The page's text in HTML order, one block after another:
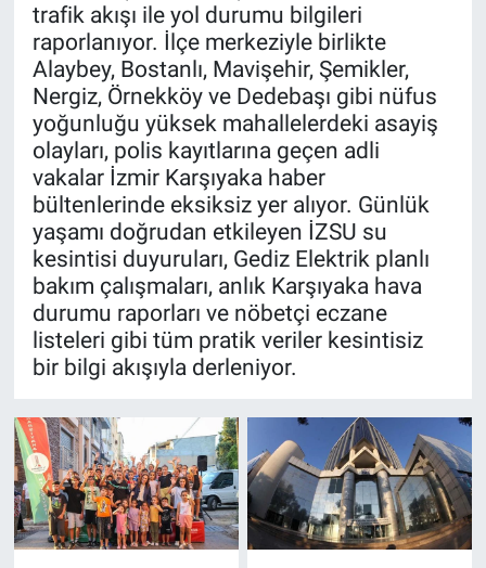
trafik akışı ile yol durumu bilgileri
raporlanıyor. İlçe merkeziyle birlikte
Alaybey, Bostanlı, Mavişehir, Şemikler,
Nergiz, Örnekköy ve Dedebaşı gibi nüfus
yoğunluğu yüksek mahallelerdeki asayiş
olayları, polis kayıtlarına geçen adli
vakalar İzmir Karşıyaka haber
bültenlerinde eksiksiz yer alıyor. Günlük
yaşamı doğrudan etkileyen İZSU su
kesintisi duyuruları, Gediz Elektrik planlı
bakım çalışmaları, anlık Karşıyaka hava
durumu raporları ve nöbetçi eczane
listeleri gibi tüm pratik veriler kesintisiz
bir bilgi akışıyla derleniyor.